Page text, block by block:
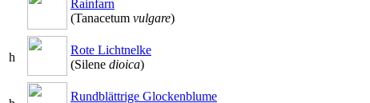
Rainfarn
(Tanacetum vulgare)
h
Rote Lichtnelke
(Silene dioica)
Rundblättrige Glockenblume